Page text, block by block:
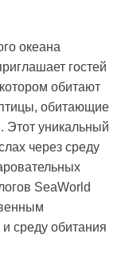
океана
гостей
обитают
обитающие
Этот уникальный
через среду
SeaWorld
среду обитания